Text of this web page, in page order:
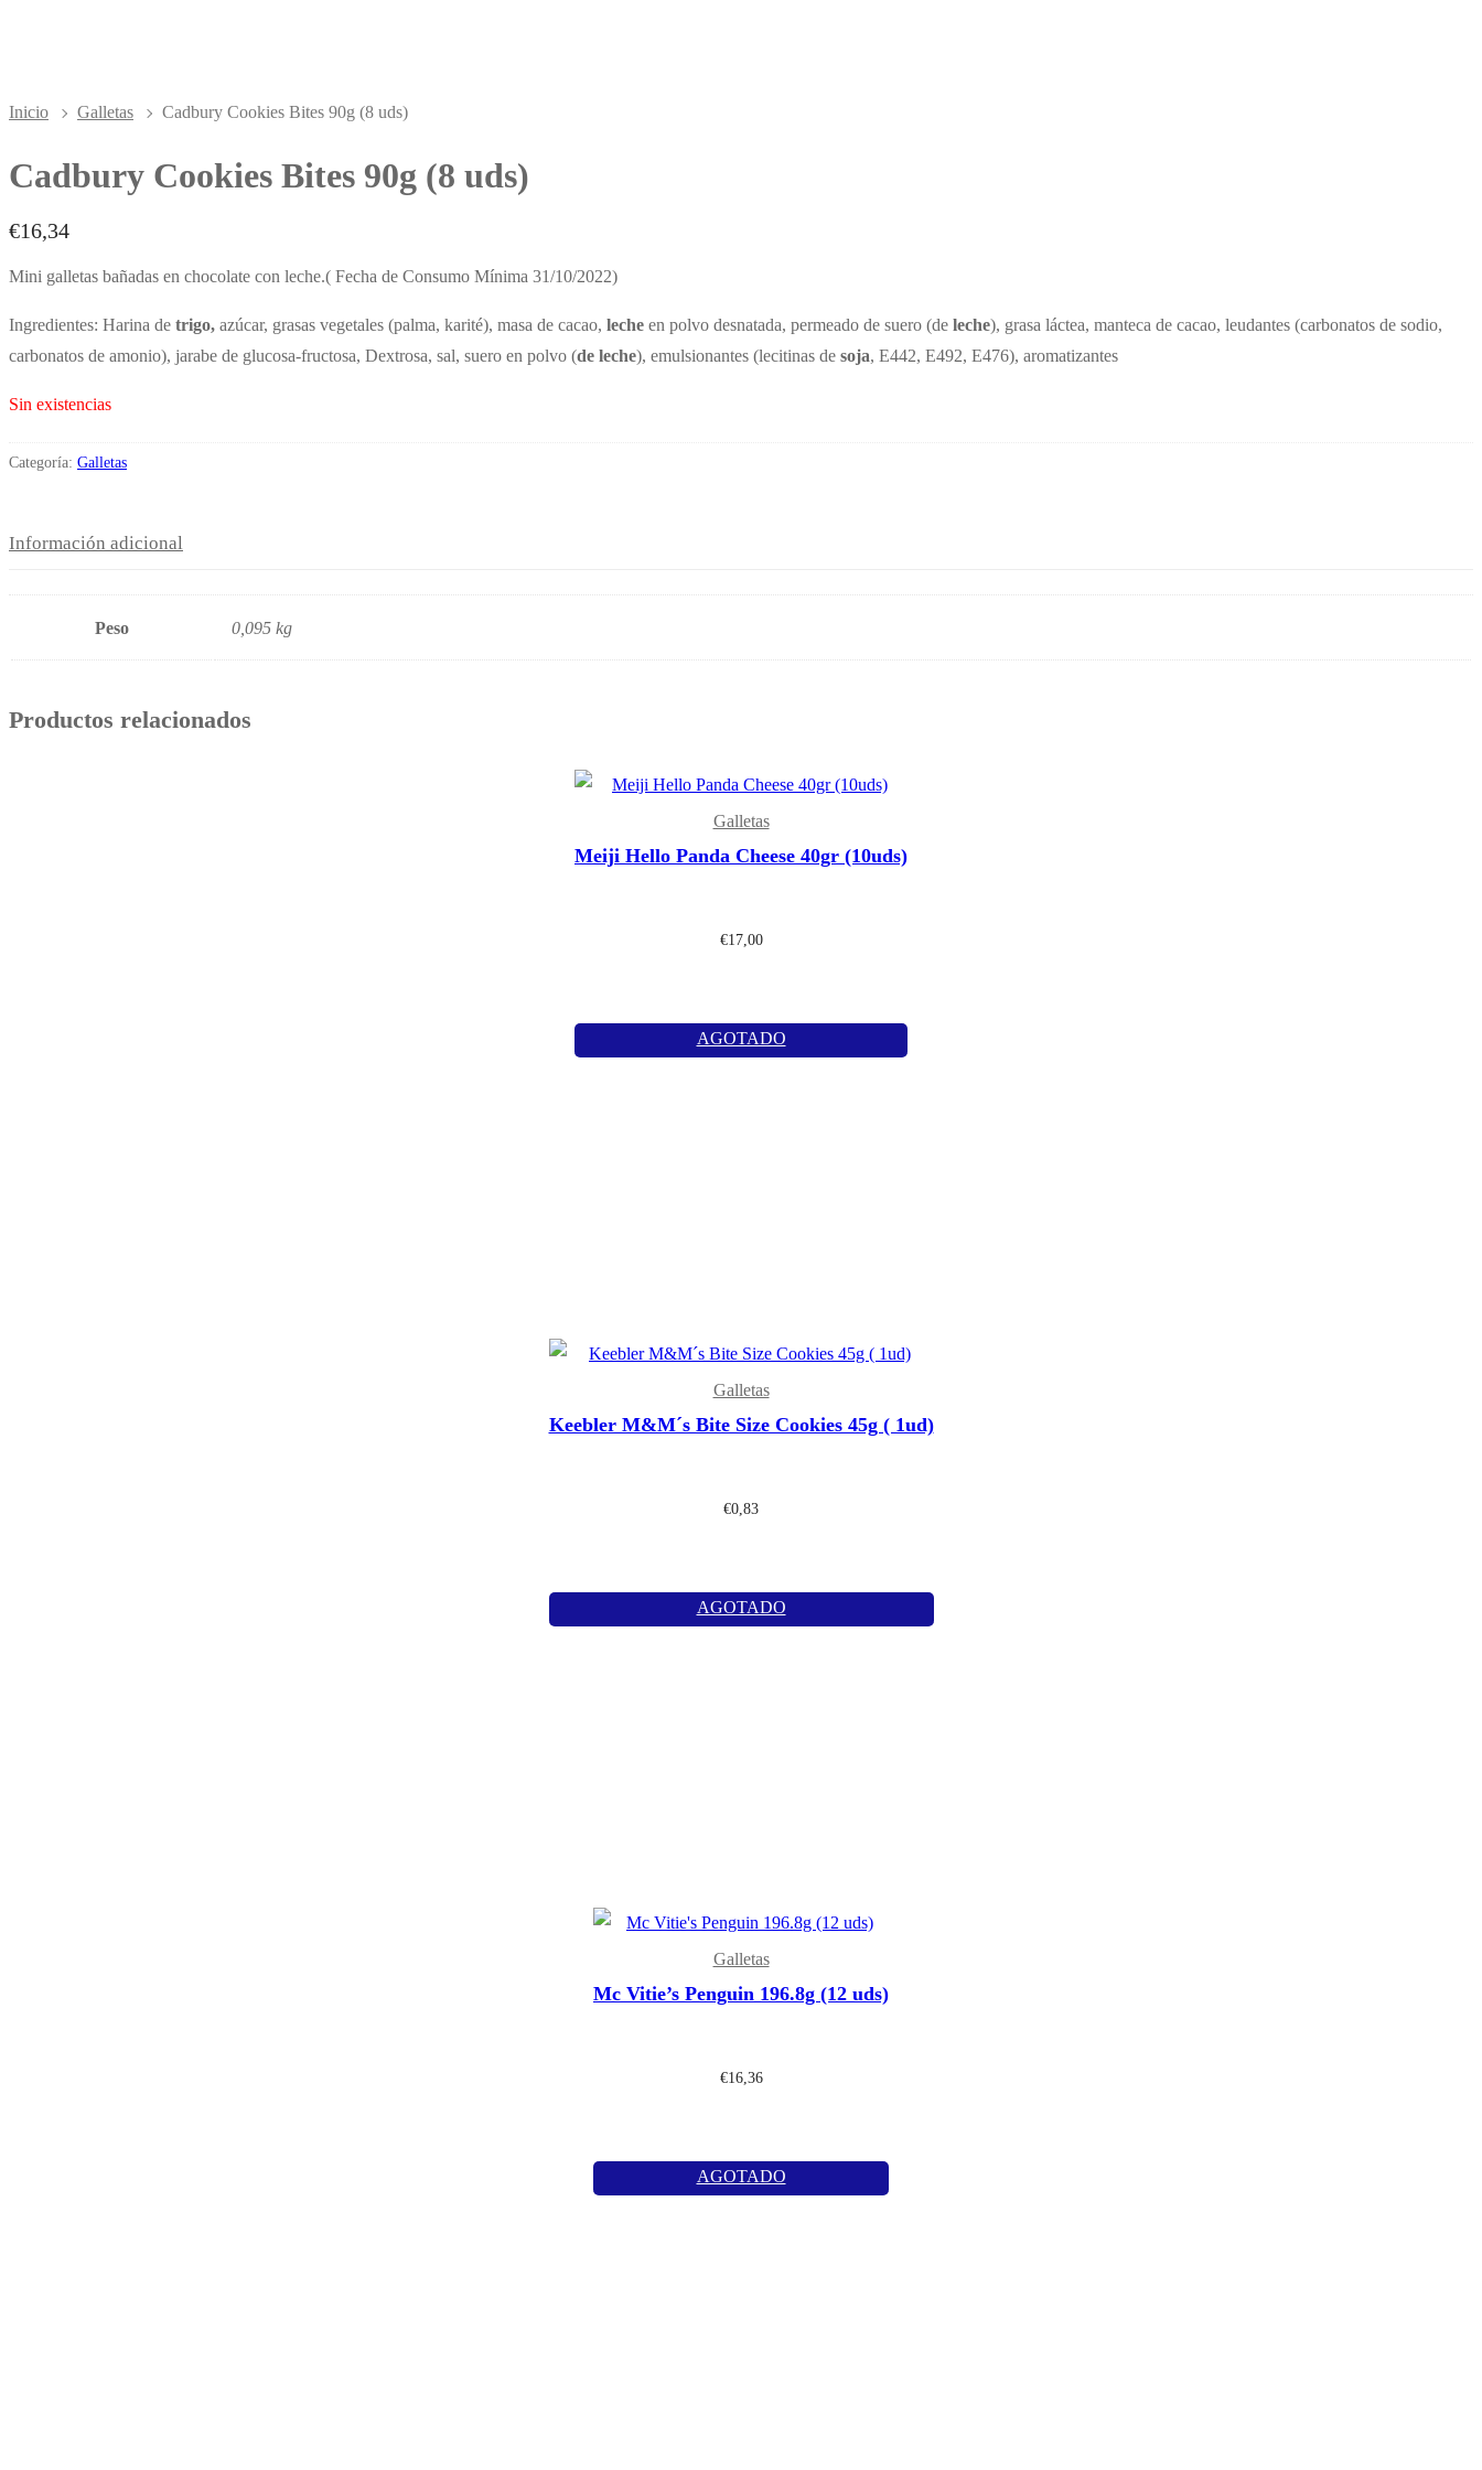
Inicio Galletas Cadbury Cookies Bites 90g (8 uds)
Cadbury Cookies Bites 90g (8 uds)
€16,34
Mini galletas bañadas en chocolate con leche.( Fecha de Consumo Mínima 31/10/2022)
Ingredientes: Harina de trigo, azúcar, grasas vegetales (palma, karité), masa de cacao, leche en polvo desnatada, permeado de suero (de leche), grasa láctea, manteca de cacao, leudantes (carbonatos de sodio,
carbonatos de amonio), jarabe de glucosa-fructosa, Dextrosa, sal, suero en polvo (de leche), emulsionantes (lecitinas de soja, E442, E492, E476), aromatizantes
Sin existencias
Categoría: Galletas
Información adicional
Peso 0,095 kg
Productos relacionados
Galletas
Meiji Hello Panda Cheese 40gr (10uds)
€17,00
AGOTADO
Galletas
Keebler M&M´s Bite Size Cookies 45g ( 1ud)
€0,83
AGOTADO
Galletas
Mc Vitie’s Penguin 196.8g (12 uds)
€16,36
AGOTADO